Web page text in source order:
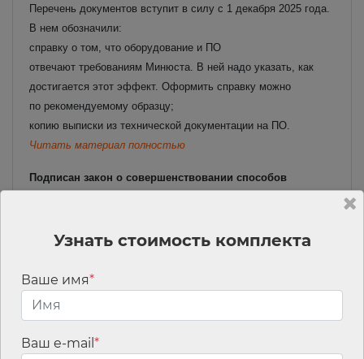
Перечень документов вступит в силу с 1 декабря 2025 года.
В нем обозначили:
справку о том, что оборудование и ПО
отвечают требованиям Минюста. В ней надо указать, как
достигается этот эффект. Оформить справку можно
по рекомендуемому образцу;
копию выписки из технической документации на ПО.
Читать материал полностью
Подписан закон о совершенствовании способов
историй
кредитной истории — физического лица в Центральном
каталоге кредитных историй Банк России осуществляет
проверку информации, составляющей титульные части
физического лица, с использованием номера записи единого
Узнать стоимость комплекта
Ваше имя*
Ваш e-mail *